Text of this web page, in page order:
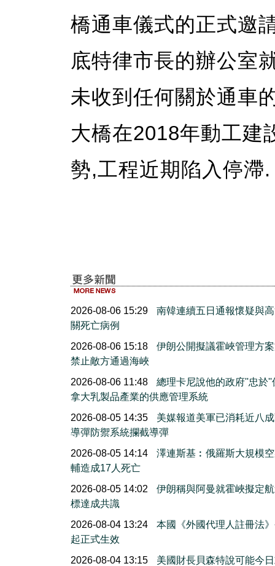
橋通車儀式的正式邀
底特律市長的辦公室
未收到任何關於通車
大橋在2018年動工建
勢,工程近期陷入停滯.
2026-08-06 15:29
南韓連續五日通報懷疑與
關死亡病例
2026-08-06 15:18
伊朗公開擬議霍峽管理方
禁止敵方通過海峽
2026-08-06 11:48
總理卡尼說他的政府''忠於''
拿大乳製品產業的供應管理系統
2026-08-05 14:35
美媒報道美軍已消耗近八
導彈防禦系統攔截導彈
2026-08-05 14:14
澤連斯基︰俄羅斯大規模
輔造成17人死亡
2026-08-05 14:02
伊朗稱與阿曼就霍峽擬定
標達成共識
2026-08-04 13:24
本國《外國代理人註冊法
起正式生效
2026-08-04 13:15
美國財長貝森特說可能今